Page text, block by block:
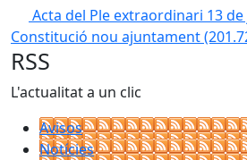
Acta del Ple extraordinari 13 de
Constitució nou ajuntament
RSS
L'actualitat a un clic
Avisos
Notícies